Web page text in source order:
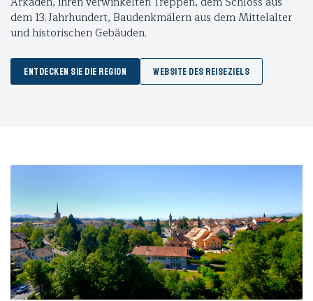
dem 13. Jahrhundert, Baudenkmälern aus dem Mittelalter
und historischen Gebäuden.
ENTDECKEN SIE DIE REGION WEBSITE DES REISEZIELS